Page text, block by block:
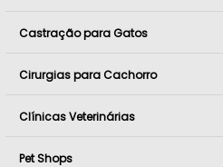
Castração para Gatos
Cirurgias para Cachorro
Clínicas Veterinárias
Pet Shops